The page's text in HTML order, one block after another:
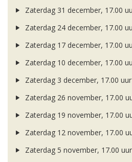
Zaterdag 31 december, 17.00
Zaterdag 24 december, 17.00
Zaterdag 17 december, 17.00
Zaterdag 10 december, 17.00
Zaterdag 3 december, 17.00 uur
Zaterdag 26 november, 17.00
Zaterdag 19 november, 17.00
Zaterdag 12 november, 17.00
Zaterdag 5 november, 17.00 uur